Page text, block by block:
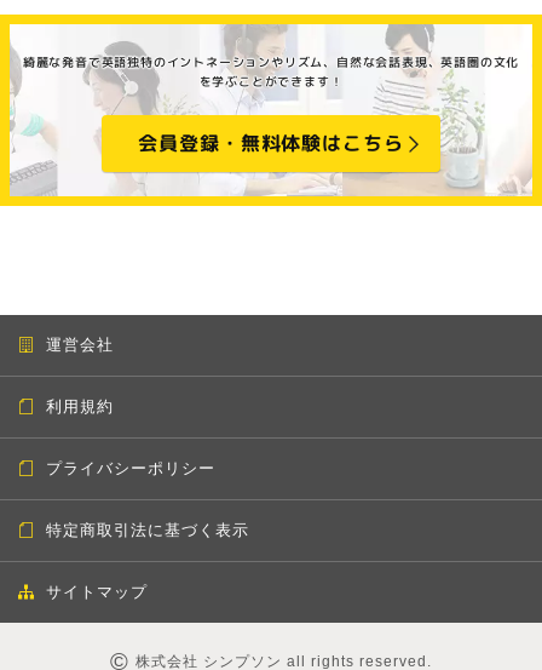
綺麗な発音で英語独特のイントネーションやリズム、自然な会話表現、英語圏の文化
を学ぶことができます！
会員登録・無料体験はこちら
運営会社
利用規約
プライバシーポリシー
特定商取引法に基づく表示
サイトマップ
© 株式会社 シンプソン all rights reserved.